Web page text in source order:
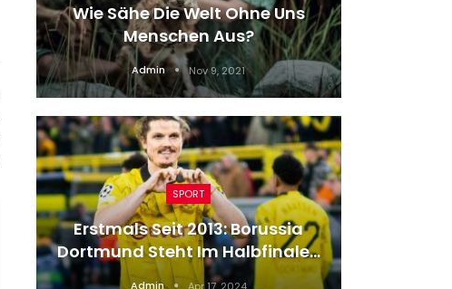
Wie Sähe Die Welt Ohne Uns
Menschen Aus?
Admin Nov 9, 2021
SPORT
Erstmals Seit 2013: Borussia
Dortmund Steht Im Halbfinale…
Admin